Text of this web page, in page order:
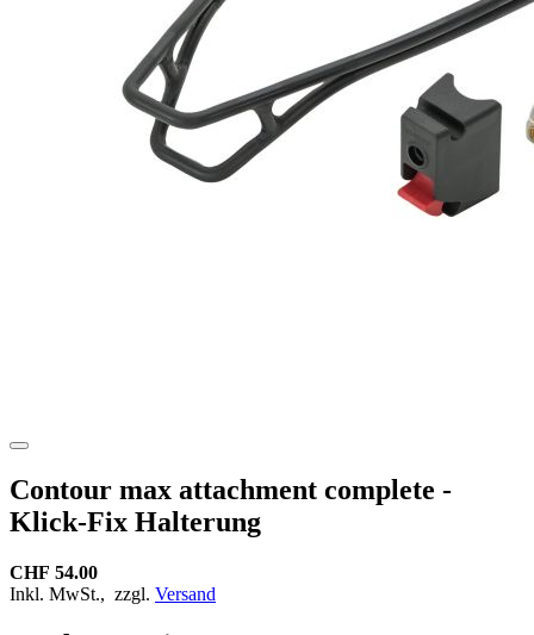
Contour max attachment complete -
Klick-Fix Halterung
CHF 54.00
Inkl. MwSt., zzgl. Versand